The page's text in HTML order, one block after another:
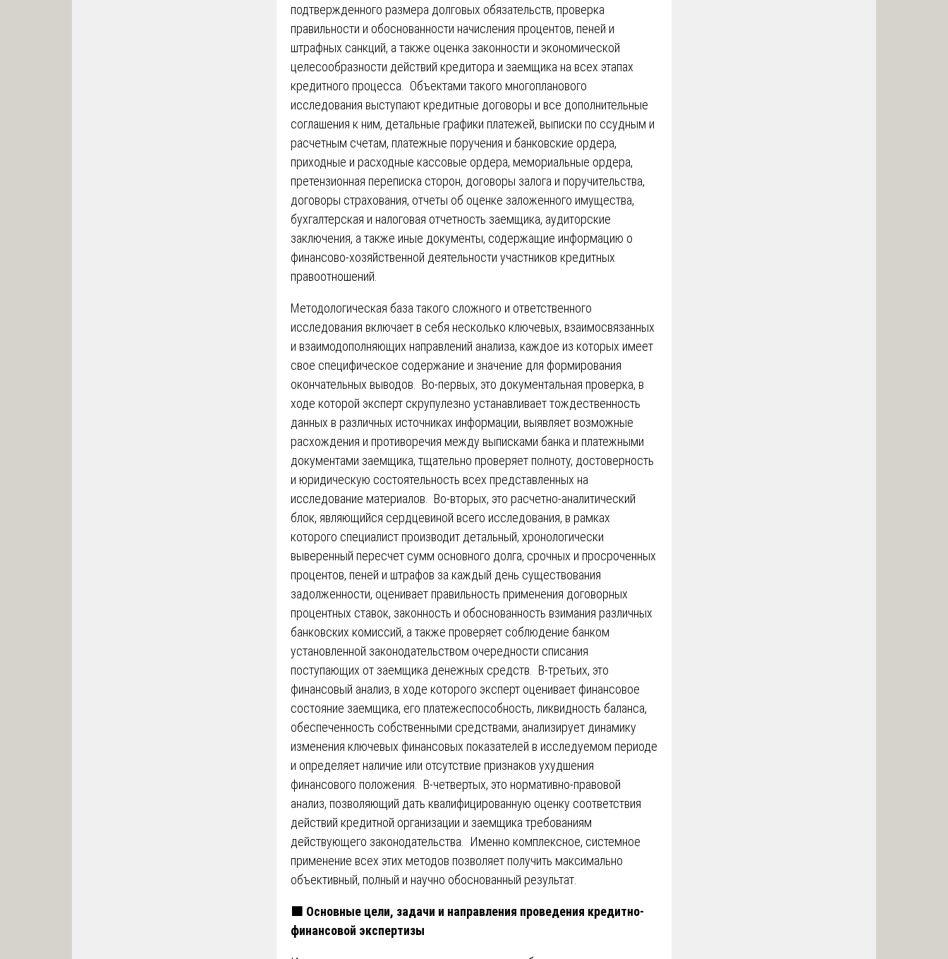
подтвержденного размера долговых обязательств, проверка
правильности и обоснованности начисления процентов, пеней и
штрафных санкций, а также оценка законности и экономической
целесообразности действий кредитора и заемщика на всех этапах
кредитного процесса. Объектами такого многопланового
исследования выступают кредитные договоры и все дополнительные
соглашения к ним, детальные графики платежей, выписки по ссудным и
расчетным счетам, платежные поручения и банковские ордера,
приходные и расходные кассовые ордера, мемориальные ордера,
претензионная переписка сторон, договоры залога и поручительства,
договоры страхования, отчеты об оценке заложенного имущества,
бухгалтерская и налоговая отчетность заемщика, аудиторские
заключения, а также иные документы, содержащие информацию о
финансово-хозяйственной деятельности участников кредитных
правоотношений.
Методологическая база такого сложного и ответственного
исследования включает в себя несколько ключевых, взаимосвязанных
и взаимодополняющих направлений анализа, каждое из которых имеет
свое специфическое содержание и значение для формирования
окончательных выводов. Во-первых, это документальная проверка, в
ходе которой эксперт скрупулезно устанавливает тождественность
данных в различных источниках информации, выявляет возможные
расхождения и противоречия между выписками банка и платежными
документами заемщика, тщательно проверяет полноту, достоверность
и юридическую состоятельность всех представленных на
исследование материалов. Во-вторых, это расчетно-аналитический
блок, являющийся сердцевиной всего исследования, в рамках
которого специалист производит детальный, хронологически
выверенный пересчет сумм основного долга, срочных и просроченных
процентов, пеней и штрафов за каждый день существования
задолженности, оценивает правильность применения договорных
процентных ставок, законность и обоснованность взимания различных
банковских комиссий, а также проверяет соблюдение банком
установленной законодательством очередности списания
поступающих от заемщика денежных средств. В-третьих, это
финансовый анализ, в ходе которого эксперт оценивает финансовое
состояние заемщика, его платежеспособность, ликвидность баланса,
обеспеченность собственными средствами, анализирует динамику
изменения ключевых финансовых показателей в исследуемом периоде
и определяет наличие или отсутствие признаков ухудшения
финансового положения. В-четвертых, это нормативно-правовой
анализ, позволяющий дать квалифицированную оценку соответствия
действий кредитной организации и заемщика требованиям
действующего законодательства. Именно комплексное, системное
применение всех этих методов позволяет получить максимально
объективный, полный и научно обоснованный результат.
🟧 Основные цели, задачи и направления проведения кредитно-
финансовой экспертизы